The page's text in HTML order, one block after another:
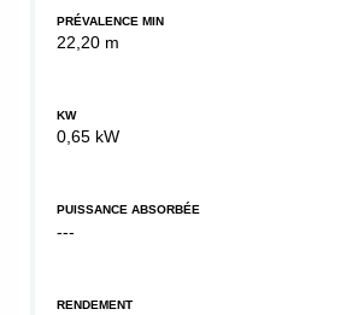
PRÉVALENCE MIN
22,20 m
KW
0,65 kW
PUISSANCE ABSORBÉE
---
RENDEMENT